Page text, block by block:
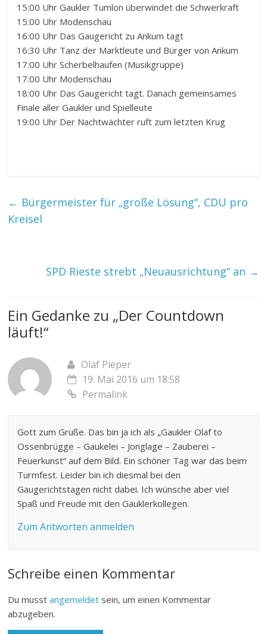
15:00 Uhr Gaukler Tumlon überwindet die Schwerkraft
15:00 Uhr Modenschau
16:00 Uhr Das Gaugericht zu Ankum tagt
16:30 Uhr Tanz der Marktleute und Bürger von Ankum
17:00 Uhr Scherbelhaufen (Musikgruppe)
17:00 Uhr Modenschau
18:00 Uhr Das Gaugericht tagt. Danach gemeinsames
Finale aller Gaukler und Spielleute
19:00 Uhr Der Nachtwächter ruft zum letzten Krug
← Bürgermeister für „große Lösung“, CDU pro
Kreisel
SPD Rieste strebt „Neuausrichtung“ an →
Ein Gedanke zu „Der Countdown
läuft!“
Olaf Pieper
19. Mai 2016 um 18:58
Permalink
Gott zum Gruße. Das bin ja ich als „Gaukler Olaf to
Ossenbrügge – Gaukelei – Jonglage – Zauberei –
Feuerkunst“ auf dem Bild. Ein schöner Tag war das beim
Turmfest. Leider bin ich diesmal bei den
Gaugerichtstagen nicht dabei. Ich wünsche aber viel
Spaß und Freude mit den Gauklerkollegen.
Zum Antworten anmelden
Schreibe einen Kommentar
Du musstangemeldet sein, um einen Kommentar
abzugeben.